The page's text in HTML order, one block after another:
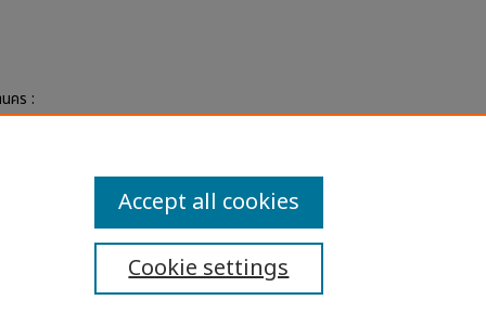
คร :
Statement
Cookie settings
Accept all cookies